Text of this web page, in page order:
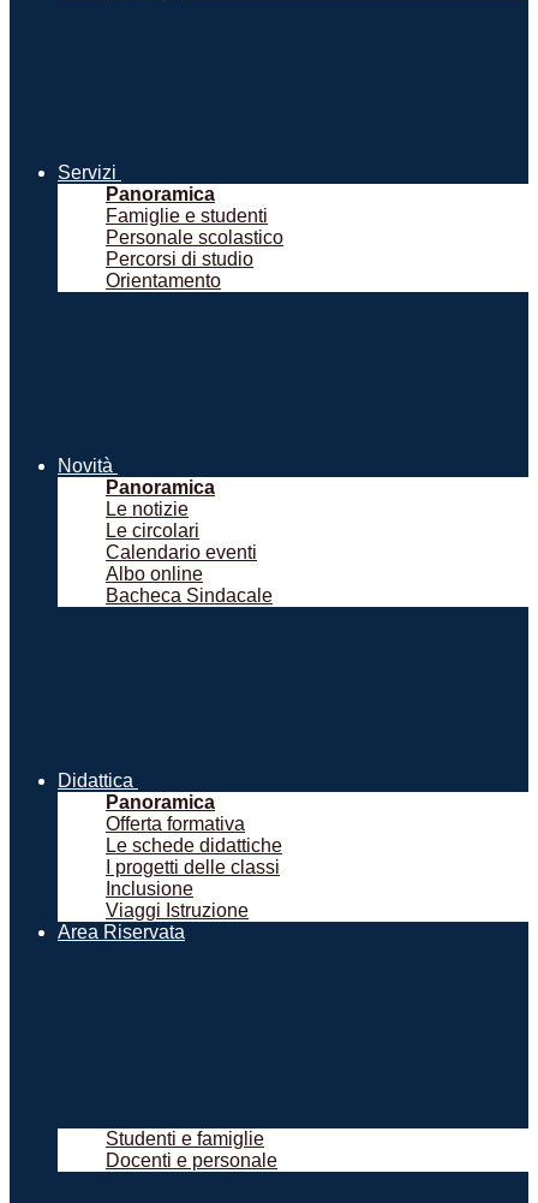
Servizi
Panoramica
Famiglie e studenti
Personale scolastico
Percorsi di studio
Orientamento
Novità
Panoramica
Le notizie
Le circolari
Calendario eventi
Albo online
Bacheca Sindacale
Didattica
Panoramica
Offerta formativa
Le schede didattiche
I progetti delle classi
Inclusione
Viaggi Istruzione
Area Riservata
Studenti e famiglie
Docenti e personale